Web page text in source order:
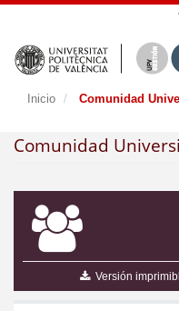
Inicio Comunidad
Comunidad
Versión